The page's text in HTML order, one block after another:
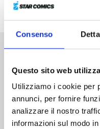
Consenso
Questo sito web
Utilizziamo i cookie per
annunci, per fornire
analizzare il nostro
informazioni sul modo
un’antica promessa...
Altri volumi